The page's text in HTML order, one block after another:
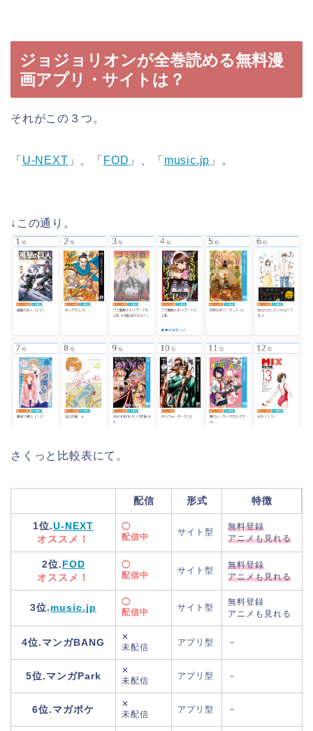
ジョジョリオンが全巻読める無料漫
画アプリ・サイトは？
それがこの３つ。
「 U-NEXT 」、「 FOD 」、「 music.jp 」。
↓この通り。
さくっと比較表にて。
配信 形式 特徴
1位.U-NEXT
オススメ！
◯
配信中
サイト型
無料登録
アニメも見れる
2位.FOD
オススメ！
◯
配信中
サイト型
無料登録
アニメも見れる
3位.music.jp
◯
配信中
サイト型
無料登録
アニメも見れる
4位.マンガBANG
✕
未配信
アプリ型 －
5位.マンガPark
✕
未配信
アプリ型 －
6位.マガポケ
✕
未配信
アプリ型 －